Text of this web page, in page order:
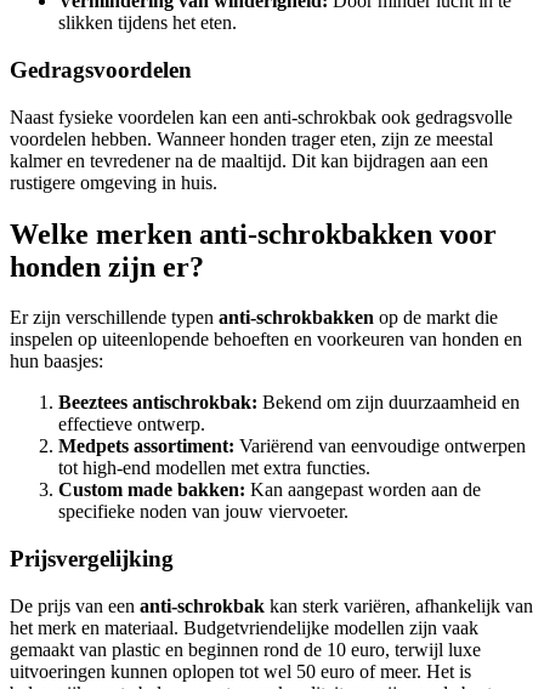
slikken tijdens het eten.
Gedragsvoordelen
Naast fysieke voordelen kan een anti-schrokbak ook gedragsvolle
voordelen hebben. Wanneer honden trager eten, zijn ze meestal
kalmer en tevredener na de maaltijd. Dit kan bijdragen aan een
rustigere omgeving in huis.
Welke merken anti-schrokbakken voor
honden zijn er?
Er zijn verschillende typen anti-schrokbakken op de markt die
inspelen op uiteenlopende behoeften en voorkeuren van honden en
hun baasjes:
Beeztees antischrokbak: Bekend om zijn duurzaamheid en
effectieve ontwerp.
Medpets assortiment: Variërend van eenvoudige ontwerpen
tot high-end modellen met extra functies.
Custom made bakken: Kan aangepast worden aan de
specifieke noden van jouw viervoeter.
Prijsvergelijking
De prijs van een anti-schrokbak kan sterk variëren, afhankelijk van
het merk en materiaal. Budgetvriendelijke modellen zijn vaak
gemaakt van plastic en beginnen rond de 10 euro, terwijl luxe
uitvoeringen kunnen oplopen tot wel 50 euro of meer. Het is